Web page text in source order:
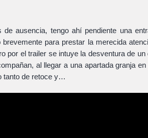
ausencia, tengo ahí pendiente una
brevemente para prestar la merecida
por el trailer se intuye la desventura de
al llegar a una apartada granja
tanto de retoce y…